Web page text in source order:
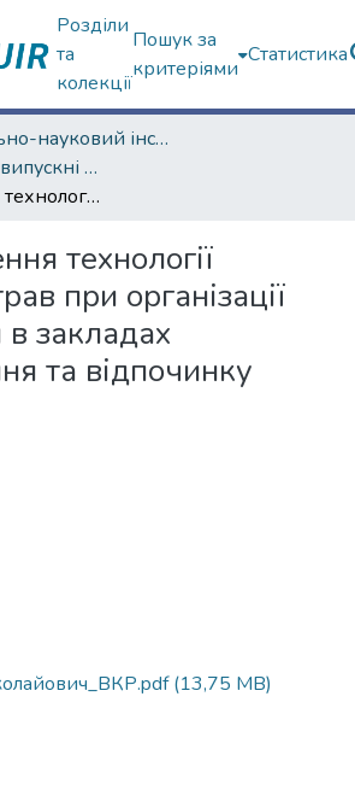
Розділи
та
колекції
Пошук за
критеріями
Статистика
Навчально-науковий інститут «Українська інженерно-педагогічна академія»
Кваліфікаційні випускні роботи магістрів. Навчально-науковий інститут «Українська інженерно-педагогічна академія»
Удосконалення технології солодких страв при організації харчування в закладах оздоровлення та відпочинку
технології
при організації
закладах
та відпочинку
(13,75 MB)